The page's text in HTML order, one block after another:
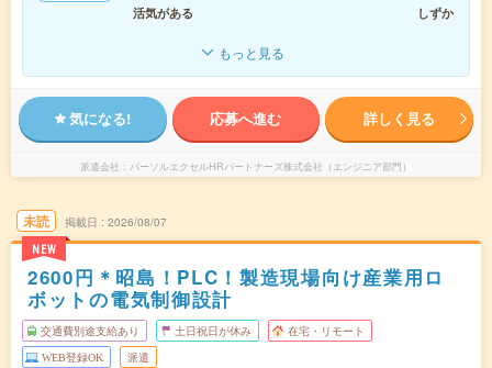
活気がある
しずか
もっと見る
気になる! 応募へ進む 詳しく見る
派遣会社 パーソルエクセルHRパートナーズ株式会社（エンジニア部門）
未読
NEW
掲載日 2026/08/07
2600円＊昭島！PLC！製造現場向け産業用ロ
ボットの電気制御設計
交通費別途支給あり 土日祝日が休み 在宅・リモート
WEB登録OK 派遣